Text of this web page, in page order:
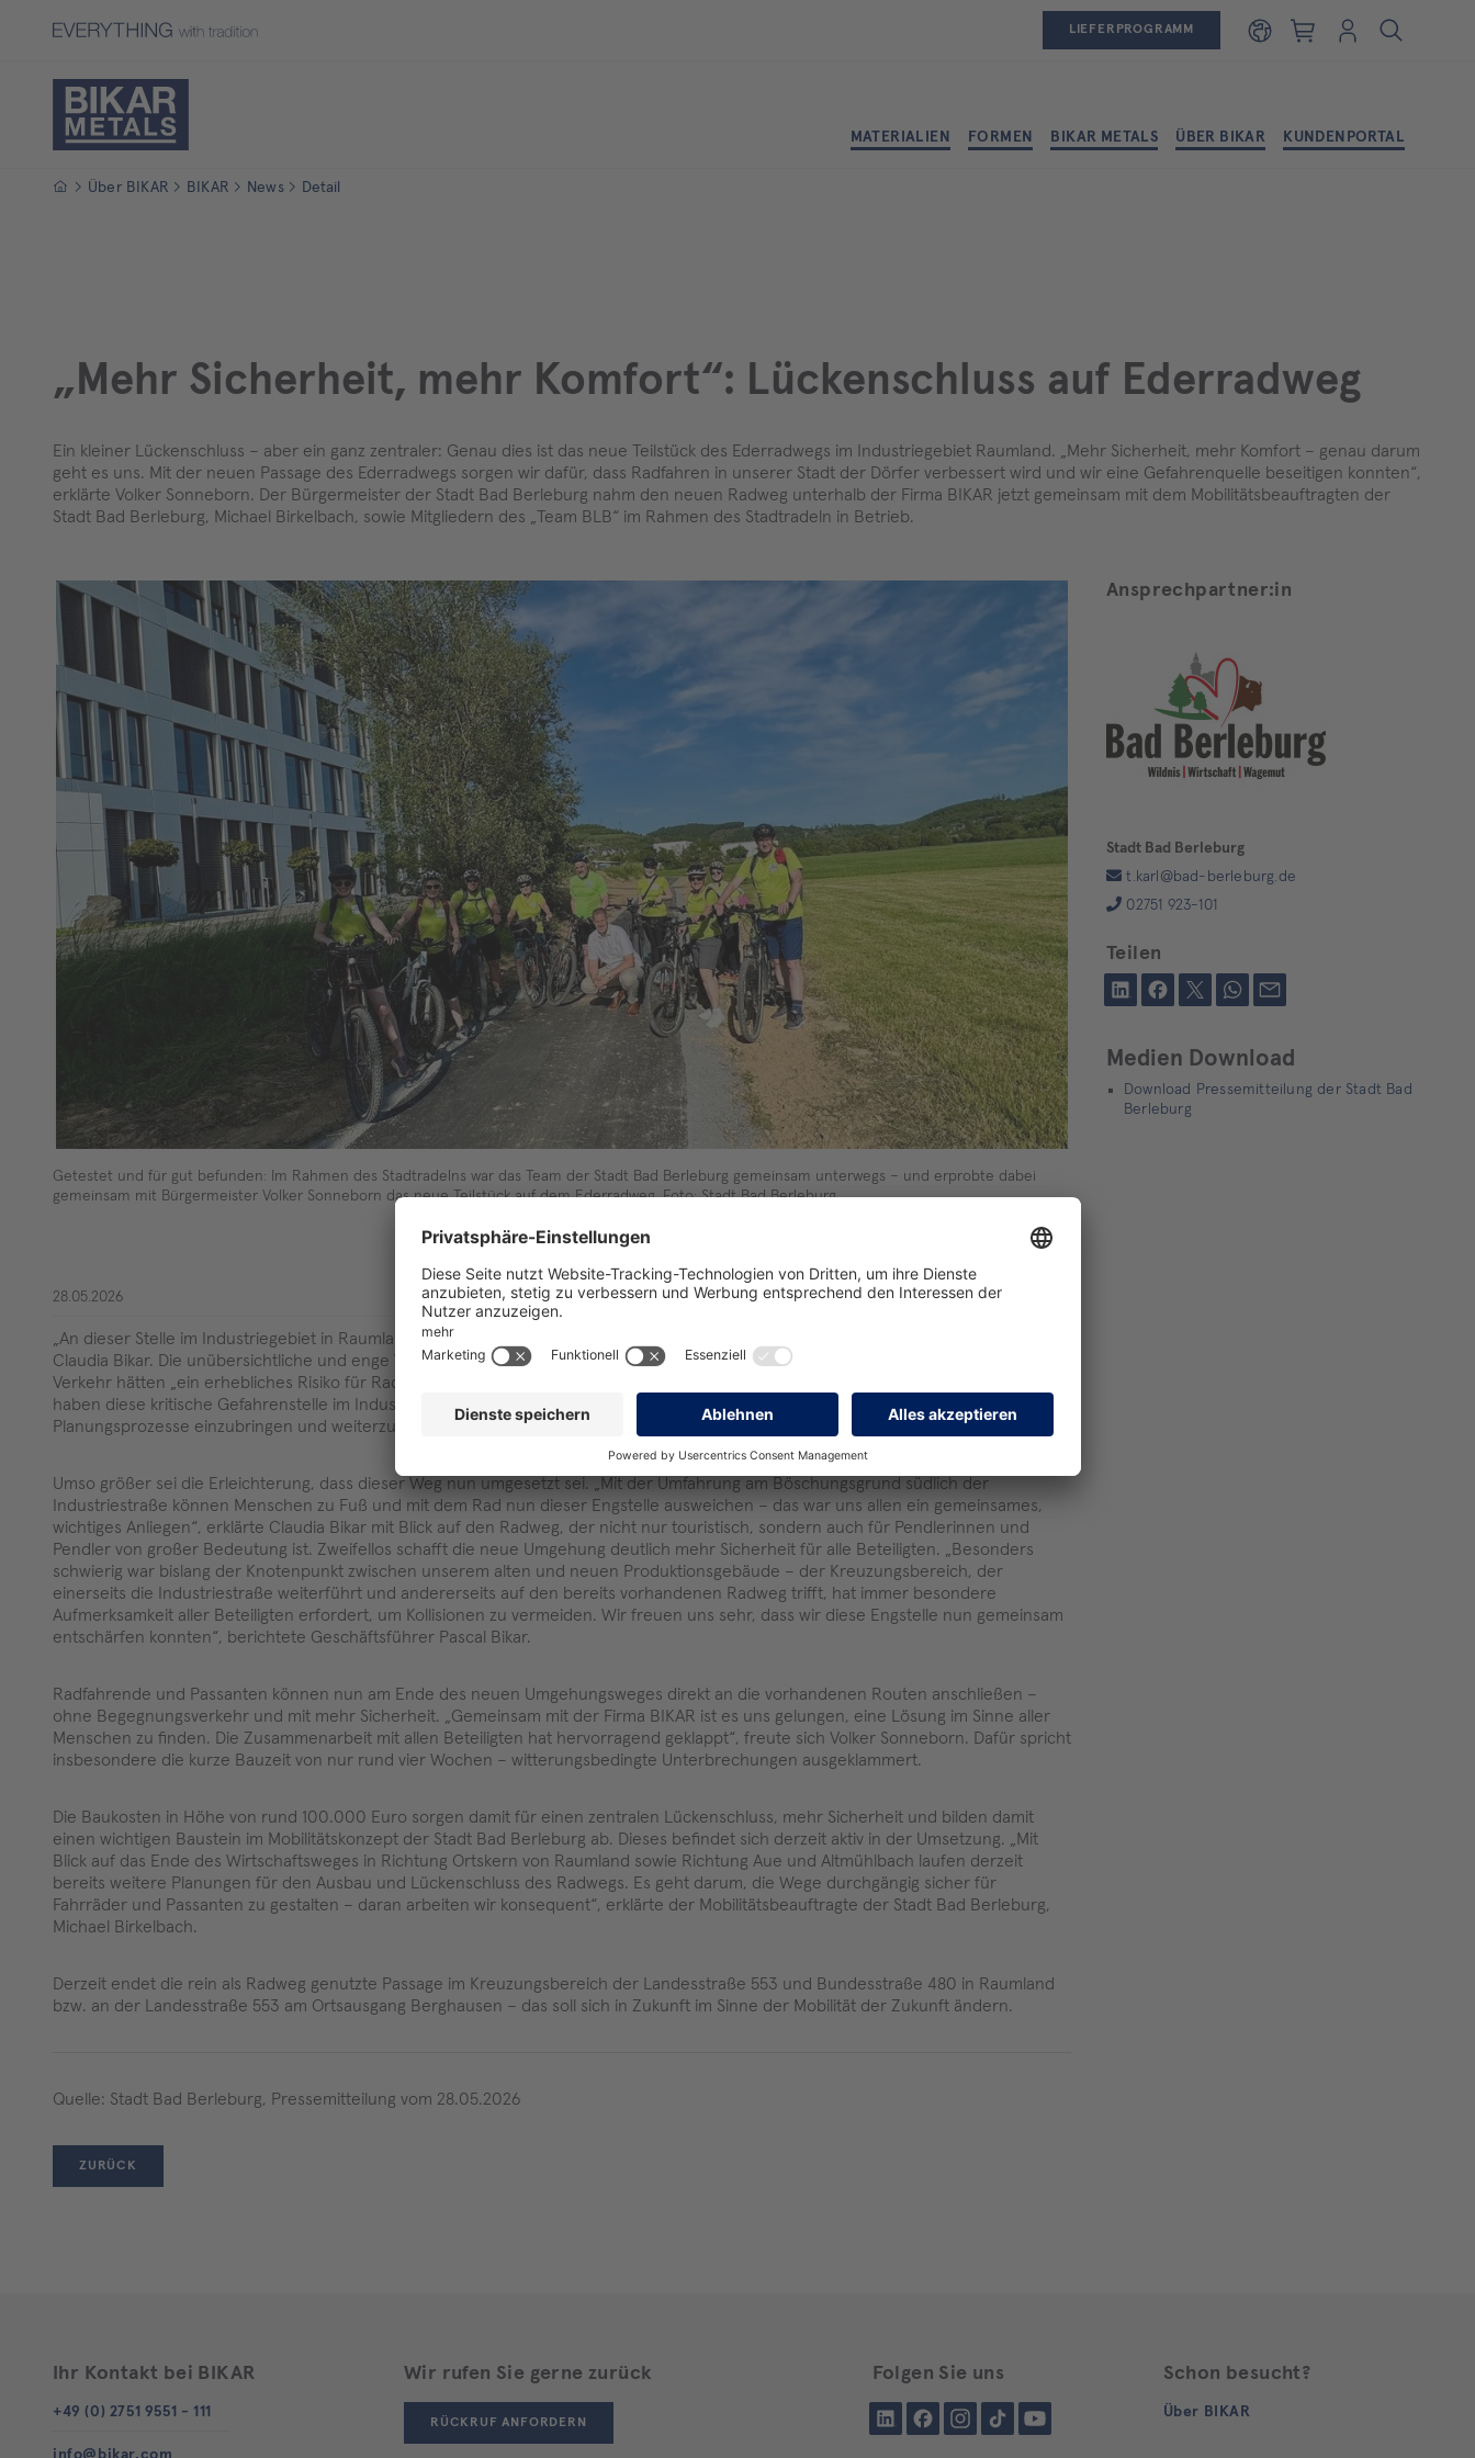
LIEFERPROGRAMM Warenkorb
Login
MATERIALIEN FORMEN BIKAR METALS ÜBER BIKAR KUNDENPORTAL
StartseiteÜber BIKAR BIKAR News Detail
„Mehr Sicherheit, mehr Komfort“: Lückenschluss auf Ederradweg
Ein kleiner Lückenschluss – aber ein ganz zentraler: Genau dies ist das neue Teilstück des Ederradwegs im Industriegebiet Raumland. „Mehr Sicherheit, mehr Komfort – genau darum
geht es uns. Mit der neuen Passage des Ederradwegs sorgen wir dafür, dass Radfahren in unserer Stadt der Dörfer verbessert wird und wir eine Gefahrenquelle beseitigen konnten“,
erklärte Volker Sonneborn. Der Bürgermeister der Stadt Bad Berleburg nahm den neuen Radweg unterhalb der Firma BIKAR jetzt gemeinsam mit dem Mobilitätsbeauftragten der
Stadt Bad Berleburg, Michael Birkelbach, sowie Mitgliedern des „Team BLB“ im Rahmen des Stadtradeln in Betrieb.
Getestet und für gut befunden: Im Rahmen des Stadtradelns war das Team der Stadt Bad Berleburg gemeinsam unterwegs – und erprobte dabei
gemeinsam mit Bürgermeister Volker Sonneborn das neue Teilstück auf dem Ederradweg. Foto: Stadt Bad Berleburg
28.05.2026 Stadt Bad Berleburg
„An dieser Stelle im Industriegebiet in Raumland bestand über viele Jahre hinweg eine besonders kritische Gefahrenstelle“, berichtete
Claudia Bikar. Die unübersichtliche und enge Verkehrsführung zwischen Produktions- und Bürogebäuden sowie dem intensiven Lkw-
Verkehr hätten „ein erhebliches Risiko für Radfahrende und Fußgänger“ dargestellt, erklärte die Geschäftsführerin von BIKAR: „Wir
haben diese kritische Gefahrenstelle im Industriegebiet erkannt und angestoßen, sie in die städtischen Diskussionen und
Planungsprozesse einzubringen und weiterzuverfolgen.“
Umso größer sei die Erleichterung, dass dieser Weg nun umgesetzt sei. „Mit der Umfahrung am Böschungsgrund südlich der
Industriestraße können Menschen zu Fuß und mit dem Rad nun dieser Engstelle ausweichen – das war uns allen ein gemeinsames,
wichtiges Anliegen“, erklärte Claudia Bikar mit Blick auf den Radweg, der nicht nur touristisch, sondern auch für Pendlerinnen und
Pendler von großer Bedeutung ist. Zweifellos schafft die neue Umgehung deutlich mehr Sicherheit für alle Beteiligten. „Besonders
schwierig war bislang der Knotenpunkt zwischen unserem alten und neuen Produktionsgebäude – der Kreuzungsbereich, der
einerseits die Industriestraße weiterführt und andererseits auf den bereits vorhandenen Radweg trifft, hat immer besondere
Aufmerksamkeit aller Beteiligten erfordert, um Kollisionen zu vermeiden. Wir freuen uns sehr, dass wir diese Engstelle nun gemeinsam
entschärfen konnten“, berichtete Geschäftsführer Pascal Bikar.
Radfahrende und Passanten können nun am Ende des neuen Umgehungsweges direkt an die vorhandenen Routen anschließen –
ohne Begegnungsverkehr und mit mehr Sicherheit. „Gemeinsam mit der Firma BIKAR ist es uns gelungen, eine Lösung im Sinne aller
Menschen zu finden. Die Zusammenarbeit mit allen Beteiligten hat hervorragend geklappt“, freute sich Volker Sonneborn. Dafür spricht
insbesondere die kurze Bauzeit von nur rund vier Wochen – witterungsbedingte Unterbrechungen ausgeklammert.
Die Baukosten in Höhe von rund 100.000 Euro sorgen damit für einen zentralen Lückenschluss, mehr Sicherheit und bilden damit
einen wichtigen Baustein im Mobilitätskonzept der Stadt Bad Berleburg ab. Dieses befindet sich derzeit aktiv in der Umsetzung. „Mit
Blick auf das Ende des Wirtschaftsweges in Richtung Ortskern von Raumland sowie Richtung Aue und Altmühlbach laufen derzeit
bereits weitere Planungen für den Ausbau und Lückenschluss des Radwegs. Es geht darum, die Wege durchgängig sicher für
Fahrräder und Passanten zu gestalten – daran arbeiten wir konsequent“, erklärte der Mobilitätsbeauftragte der Stadt Bad Berleburg,
Michael Birkelbach.
Derzeit endet die rein als Radweg genutzte Passage im Kreuzungsbereich der Landesstraße 553 und Bundesstraße 480 in Raumland
bzw. an der Landesstraße 553 am Ortsausgang Berghausen – das soll sich in Zukunft im Sinne der Mobilität der Zukunft ändern.
Quelle: Stadt Bad Berleburg, Pressemitteilung vom 28.05.2026
ZURÜCK
Ansprechpartner:in
Stadt Bad Berleburg
t.karl@bad-berleburg.de
02751 923-101
Teilen
Medien Download
Download Pressemitteilung der Stadt Bad
Berleburg
Ihr Kontakt bei BIKAR
+49 (0) 2751 9551 - 111
info@bikar.com
Wir rufen Sie gerne zurück
RÜCKRUF ANFORDERN
Folgen Sie uns
LinkedInFacebookInstagramTiktokYouTube
Schon besucht?
Über BIKAR